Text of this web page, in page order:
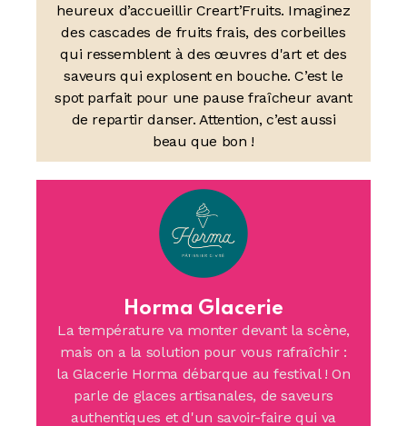
heureux d’accueillir Creart’Fruits. Imaginez
des cascades de fruits frais, des corbeilles
qui ressemblent à des œuvres d'art et des
saveurs qui explosent en bouche. C’est le
spot parfait pour une pause fraîcheur avant
de repartir danser. Attention, c’est aussi
beau que bon !
Horma Glacerie
La température va monter devant la scène,
mais on a la solution pour vous rafraîchir :
la Glacerie Horma débarque au festival ! On
parle de glaces artisanales, de saveurs
authentiques et d'un savoir-faire qui va